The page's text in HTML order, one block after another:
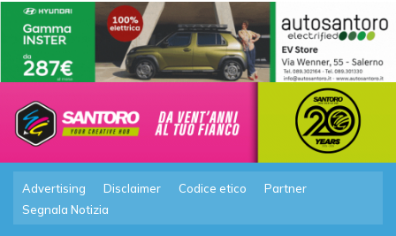
Advertising Disclaimer Codice etico
Partner
Segnala Notizia